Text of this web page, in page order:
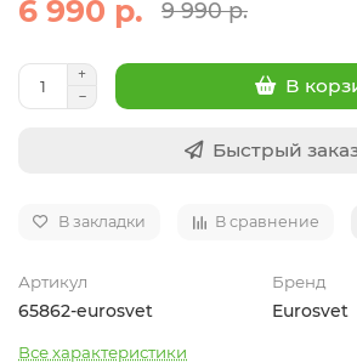
6 990 р. 9 990 р.
В
Быстрый
В закладки В сравнение
Артикул
65862-eurosvet
Бренд
Eurosvet
Все характеристики